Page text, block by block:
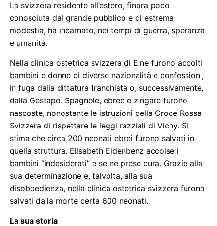
La svizzera residente all’estero, finora poco
conosciuta dal grande pubblico e di estrema
modestia, ha incarnato, nei tempi di guerra, speranza
e umanità.
Nella clinica ostetrica svizzera di Elne furono accolti
bambini e donne di diverse nazionalità e confessioni,
in fuga dalla dittatura franchista o, successivamente,
dalla Gestapo. Spagnole, ebree e zingare furono
nascoste, nonostante le istruzioni della Croce Rossa
Svizzera di rispettare le leggi razziali di Vichy. Si
stima che circa 200 neonati ebrei furono salvati in
quella struttura. Elisabeth Eidenbenz accolse i
bambini “indesiderati” e se ne prese cura. Grazie alla
sua determinazione e, talvolta, alla sua
disobbedienza, nella clinica ostetrica svizzera furono
salvati dalla morte certa 600 neonati.
La sua storia